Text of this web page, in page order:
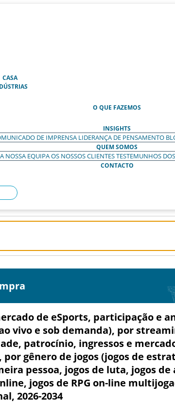
CASA(ATUAL)
O QUE FAZEMOS
INSIGHTS
DE IMPRENSA LIDERANÇA DE PENSAMENTO
QUEM SOMOS
A NOSSA EQUIPAOS NOSSOS CLIENTESTESTEMUNHOS
CONTACTO
de eSports, participação e
vivo e sob demanda), por
patrocínio, ingressos e
por gênero de jogos (jogos de
pessoa, jogos de luta, jogos
jogos de RPG on-line
2026-2034